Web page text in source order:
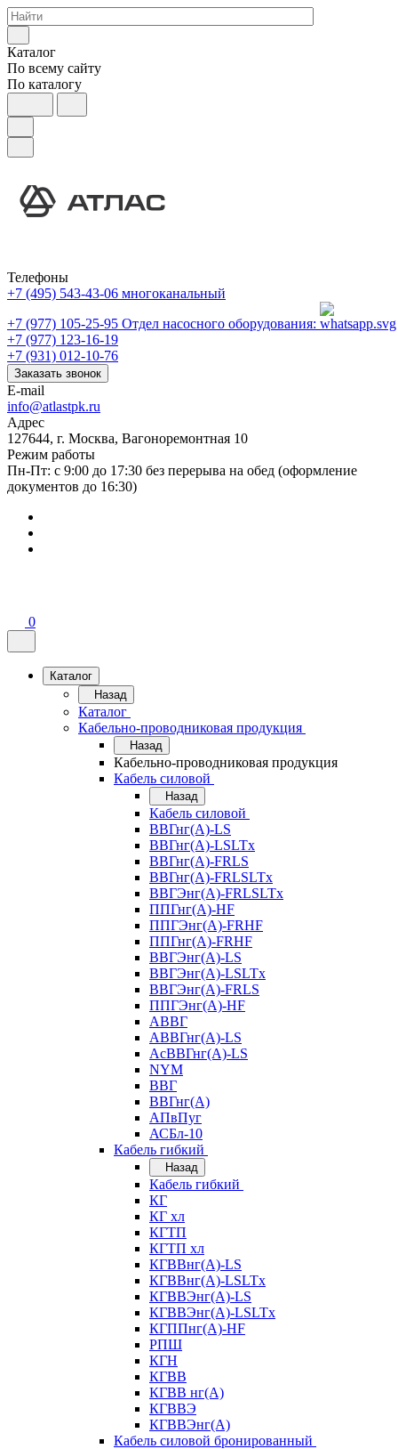
Каталог
По всему сайту
По каталогу
Телефоны
+7 (495) 543-43-06 многоканальный
+7 (977) 105-25-95 Отдел насосного оборудования:
+7 (977) 123-16-19
+7 (931) 012-10-76
Заказать звонок
E-mail
info@atlastpk.ru
Адрес
127644, г. Москва, Вагоноремонтная 10
Режим работы
Пн-Пт: с 9:00 до 17:30 без перерыва на обед (оформление
документов до 16:30)
0
Каталог
Назад
Каталог
Кабельно-проводниковая продукция
Назад
Кабельно-проводниковая продукция
Кабель силовой
Назад
Кабель силовой
ВВГнг(А)-LS
ВВГнг(А)-LSLTx
ВВГнг(А)-FRLS
ВВГнг(А)-FRLSLTx
ВВГЭнг(А)-FRLSLTx
ППГнг(А)-HF
ППГЭнг(А)-FRHF
ППГнг(А)-FRHF
ВВГЭнг(А)-LS
ВВГЭнг(А)-LSLTx
ВВГЭнг(А)-FRLS
ППГЭнг(А)-HF
АВВГ
АВВГнг(А)-LS
АсВВГнг(А)-LS
NYM
ВВГ
ВВГнг(А)
АПвПуг
АСБл-10
Кабель гибкий
Назад
Кабель гибкий
КГ
КГ хл
КГТП
КГТП хл
КГВВнг(А)-LS
КГВВнг(А)-LSLTx
КГВВЭнг(А)-LS
КГВВЭнг(А)-LSLTx
КГППнг(А)-HF
РПШ
КГН
КГВВ
КГВВ нг(А)
КГВВЭ
КГВВЭнг(А)
Кабель силовой бронированный